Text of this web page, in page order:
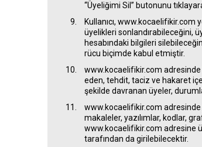
“Üyeliğimi Sil” butonunu
Kullanıcı,
üyelikleri sonlandırabileceğini,
hesabındaki bilgileri
rücu biçimde kabul etmiştir.
www.kocaelifikir.com adresinde
eden, tehdit, taciz ve hakaret
şekilde davranan üyeler,
www.kocaelifikir.com adresinde
makaleler, yazılımlar, kodlar,
www.kocaelifikir.com adresine
tarafından da girilebilecektir.